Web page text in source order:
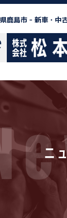
鹿島市 - 新車・中
ニ